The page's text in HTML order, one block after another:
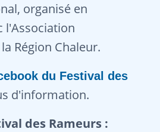
organisé en
l'Association
Région Chaleur.
du Festival des
d'information.
des Rameurs :